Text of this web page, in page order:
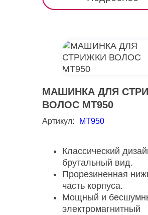
МАШИНКА ДЛЯ
ВОЛОС MT950
Артикул: MT950
Классический
брутальный вид.
Прорезиненная
часть корпуса.
Мощный и
электромагнитный